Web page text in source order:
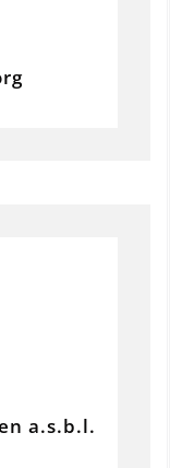
a.s.b.l.